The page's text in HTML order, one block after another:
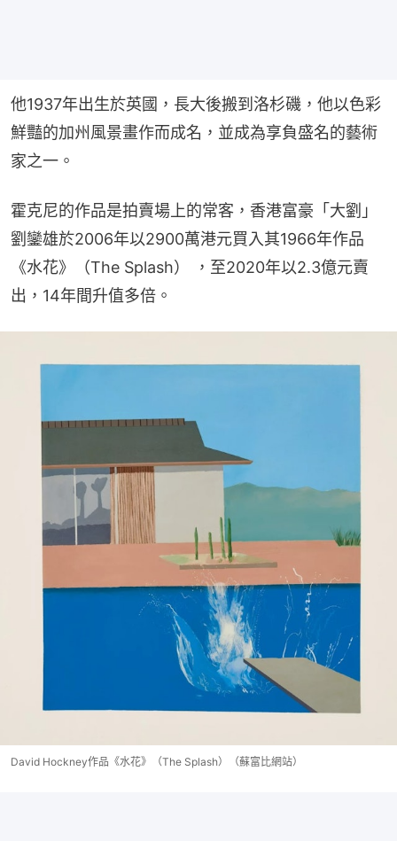
他1937年出生於英國，長大後搬到洛杉磯，他以色彩
鮮豔的加州風景畫作而成名，並成為享負盛名的藝術
家之一。
霍克尼的作品是拍賣場上的常客，香港富豪「大劉」
劉鑾雄於2006年以2900萬港元買入其1966年作品
《水花》（The Splash） ，至2020年以2.3億元賣
出，14年間升值多倍。
David Hockney作品《水花》（The Splash）（蘇富比網站）